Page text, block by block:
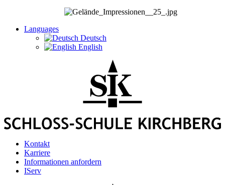
Languages
Deutsch
English
Kontakt
Karriere
Informationen anfordern
IServ